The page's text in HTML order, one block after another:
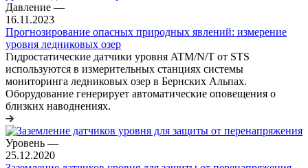
Давление —
16.11.2023
Прогнозирование опасных природных явлений: измерение
уровня ледниковых озер
Гидростатические датчики уровня ATM/N/T от STS
используются в измерительных станциях системы
мониторинга ледниковых озер в Бернских Альпах.
Оборудование генерирует автоматические оповещения о
близких наводнениях.
Уровень —
25.12.2020